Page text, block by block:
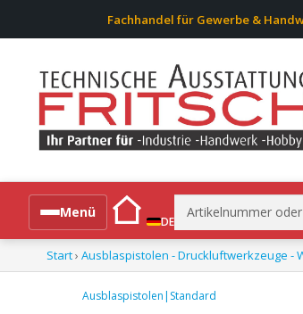
Fachhandel für Gewerbe &
Menü
DE
Suchen
nach:
Alle Produkte
Start› Ausblaspistolen - Druckluftwerkzeuge -
Ausblaspistolen|Standard